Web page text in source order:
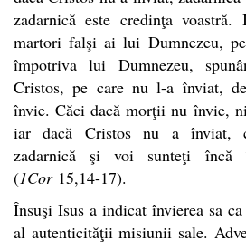
zadarnică este credinţa
martori falşi ai lui Dumnezeu,
împotriva lui Dumnezeu,
Cristos, pe care nu l-a înviat,
învie. Căci dacă morţii nu învie,
iar dacă Cristos nu a înviat,
zadarnică şi voi sunteţi încă
(1Cor15,14-17).
Însuşi Isus a indicat învierea sa
al autenticităţii misiunii sale.